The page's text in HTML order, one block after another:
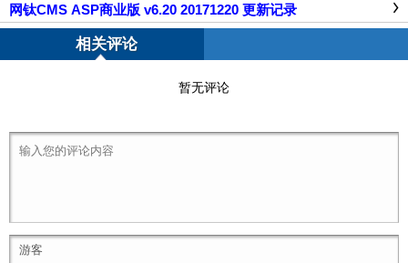
网钛CMS ASP商业版 v6.20 20171220 更新记录
相关评论
暂无评论